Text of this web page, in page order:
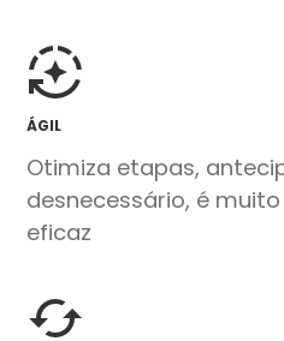
ÁGIL
Otimiza etapas,
desnecessário, é
eficaz